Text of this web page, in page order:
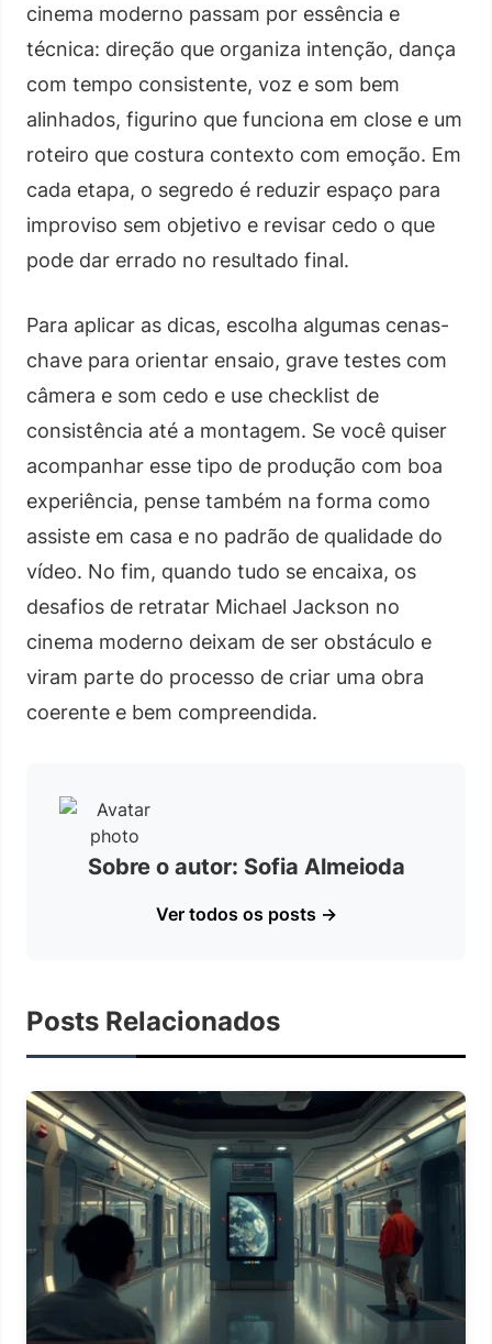
cinema moderno passam por essência e
técnica: direção que organiza intenção, dança
com tempo consistente, voz e som bem
alinhados, figurino que funciona em close e um
roteiro que costura contexto com emoção. Em
cada etapa, o segredo é reduzir espaço para
improviso sem objetivo e revisar cedo o que
pode dar errado no resultado final.
Para aplicar as dicas, escolha algumas cenas-
chave para orientar ensaio, grave testes com
câmera e som cedo e use checklist de
consistência até a montagem. Se você quiser
acompanhar esse tipo de produção com boa
experiência, pense também na forma como
assiste em casa e no padrão de qualidade do
vídeo. No fim, quando tudo se encaixa, os
desafios de retratar Michael Jackson no
cinema moderno deixam de ser obstáculo e
viram parte do processo de criar uma obra
coerente e bem compreendida.
Sobre o autor: Sofia Almeioda
Ver todos os posts →
Posts Relacionados